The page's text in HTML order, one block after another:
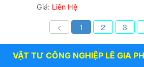
Giá: Liên Hệ
< 1 2 3
VẬT TƯ CÔNG NGHIỆP LÊ GIA